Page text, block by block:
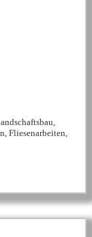
Fliesenarbeiten,